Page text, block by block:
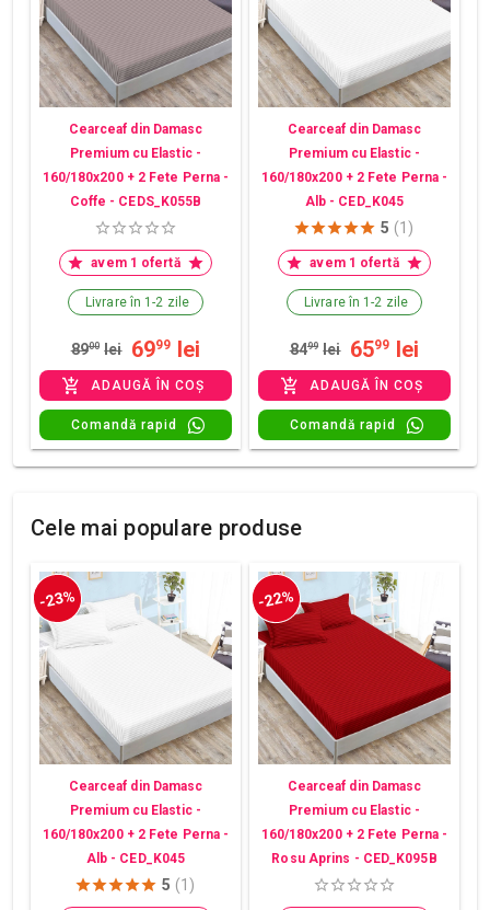
Cearceaf din Damasc
Premium cu Elastic -
160/180x200 + 2 Fete Perna -
Coffe - CEDS_K055B
avem 1 ofertă
Livrare în 1-2 zile
8900 lei 6999 lei
ADAUGĂ ÎN COȘ
Comandă rapid
Cearceaf din Damasc
Premium cu Elastic -
160/180x200 + 2 Fete Perna -
Alb - CED_K045
5 (1)
avem 1 ofertă
Livrare în 1-2 zile
8499 lei 6599 lei
ADAUGĂ ÎN COȘ
Comandă rapid
Cele mai populare produse
-23%
Cearceaf din Damasc
Premium cu Elastic -
160/180x200 + 2 Fete Perna -
Alb - CED_K045
5 (1)
-22%
Cearceaf din Damasc
Premium cu Elastic -
160/180x200 + 2 Fete Perna -
Rosu Aprins - CED_K095B